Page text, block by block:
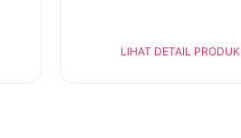
LIHAT DETAIL PRODUK